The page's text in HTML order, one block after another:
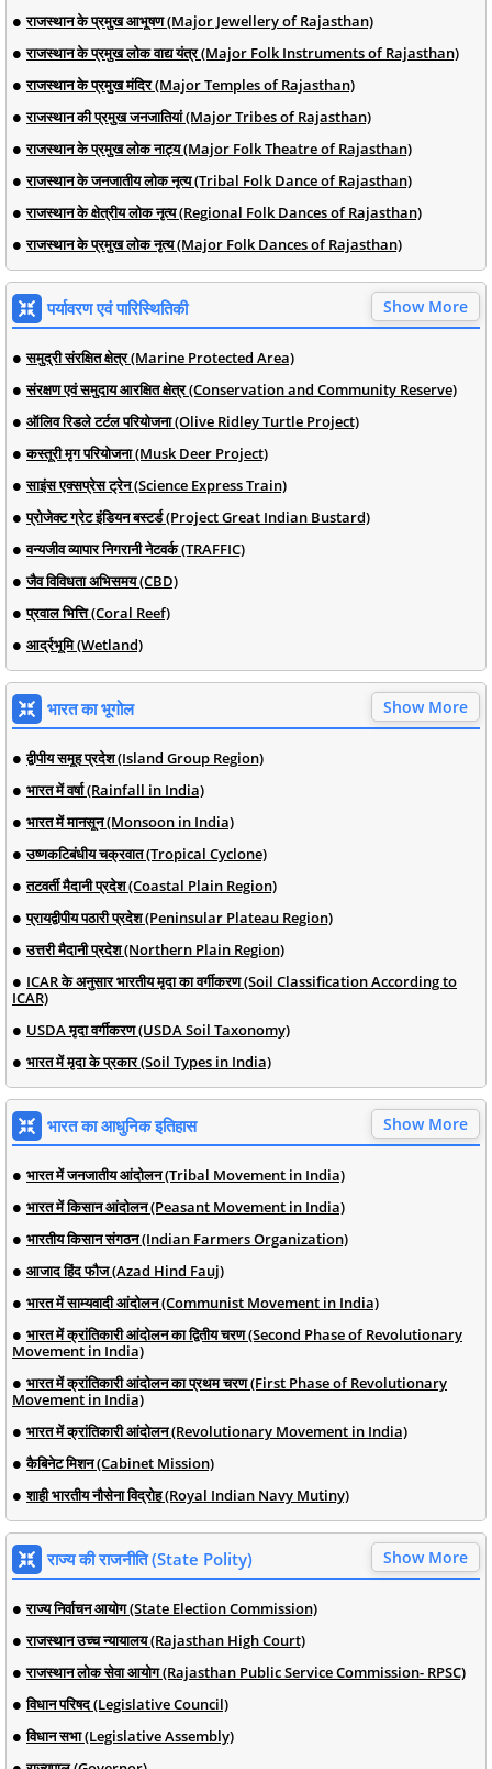
राजस्थान के प्रमुख आभूषण (Major Jewellery of Rajasthan)
राजस्थान के प्रमुख लोक वाद्य यंत्र (Major Folk Instruments of Rajasthan)
राजस्थान के प्रमुख मंदिर (Major Temples of Rajasthan)
राजस्थान की प्रमुख जनजातियां (Major Tribes of Rajasthan)
राजस्थान के प्रमुख लोक नाट्य (Major Folk Theatre of Rajasthan)
राजस्थान के जनजातीय लोक नृत्य (Tribal Folk Dance of Rajasthan)
राजस्थान के क्षेत्रीय लोक नृत्य (Regional Folk Dances of Rajasthan)
राजस्थान के प्रमुख लोक नृत्य (Major Folk Dances of Rajasthan)
पर्यावरण एवं पारिस्थितिकी Show More
समुद्री संरक्षित क्षेत्र (Marine Protected Area)
संरक्षण एवं समुदाय आरक्षित क्षेत्र (Conservation and Community Reserve)
ऑलिव रिडले टर्टल परियोजना (Olive Ridley Turtle Project)
कस्तूरी मृग परियोजना (Musk Deer Project)
साइंस एक्सप्रेस ट्रेन (Science Express Train)
प्रोजेक्ट ग्रेट इंडियन बस्टर्ड (Project Great Indian Bustard)
वन्यजीव व्यापार निगरानी नेटवर्क (TRAFFIC)
जैव विविधता अभिसमय (CBD)
प्रवाल भित्ति (Coral Reef)
आर्द्रभूमि (Wetland)
भारत का भूगोल Show More
द्वीपीय समूह प्रदेश (Island Group Region)
भारत में वर्षा (Rainfall in India)
भारत में मानसून (Monsoon in India)
उष्णकटिबंधीय चक्रवात (Tropical Cyclone)
तटवर्ती मैदानी प्रदेश (Coastal Plain Region)
प्रायद्वीपीय पठारी प्रदेश (Peninsular Plateau Region)
उत्तरी मैदानी प्रदेश (Northern Plain Region)
ICAR के अनुसार भारतीय मृदा का वर्गीकरण (Soil Classification According to
ICAR)
USDA मृदा वर्गीकरण (USDA Soil Taxonomy)
भारत में मृदा के प्रकार (Soil Types in India)
भारत का आधुनिक इतिहास Show More
भारत में जनजातीय आंदोलन (Tribal Movement in India)
भारत में किसान आंदोलन (Peasant Movement in India)
भारतीय किसान संगठन (Indian Farmers Organization)
आजाद हिंद फौज (Azad Hind Fauj)
भारत में साम्यवादी आंदोलन (Communist Movement in India)
भारत में क्रांतिकारी आंदोलन का द्वितीय चरण (Second Phase of Revolutionary
Movement in India)
भारत में क्रांतिकारी आंदोलन का प्रथम चरण (First Phase of Revolutionary
Movement in India)
भारत में क्रांतिकारी आंदोलन (Revolutionary Movement in India)
कैबिनेट मिशन (Cabinet Mission)
शाही भारतीय नौसेना विद्रोह (Royal Indian Navy Mutiny)
राज्य की राजनीति (State Polity) Show More
राज्य निर्वाचन आयोग (State Election Commission)
राजस्थान उच्च न्यायालय (Rajasthan High Court)
राजस्थान लोक सेवा आयोग (Rajasthan Public Service Commission- RPSC)
विधान परिषद (Legislative Council)
विधान सभा (Legislative Assembly)